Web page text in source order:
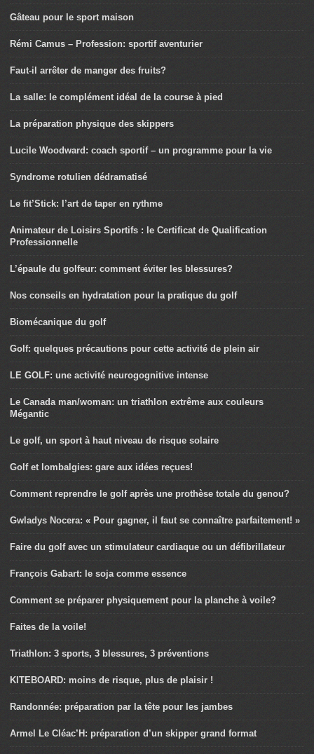
Gâteau pour le sport maison
Rémi Camus – Profession: sportif aventurier
Faut-il arrêter de manger des fruits?
La salle: le complément idéal de la course à pied
La préparation physique des skippers
Lucile Woodward: coach sportif – un programme pour la vie
Syndrome rotulien dédramatisé
Le fit’Stick: l’art de taper en rythme
Animateur de Loisirs Sportifs : le Certificat de Qualification
Professionnelle
L’épaule du golfeur: comment éviter les blessures?
Nos conseils en hydratation pour la pratique du golf
Biomécanique du golf
Golf: quelques précautions pour cette activité de plein air
LE GOLF: une activité neurogognitive intense
Le Canada man/woman: un triathlon extrême aux couleurs
Mégantic
Le golf, un sport à haut niveau de risque solaire
Golf et lombalgies: gare aux idées reçues!
Comment reprendre le golf après une prothèse totale du genou?
Gwladys Nocera: « Pour gagner, il faut se connaître parfaitement! »
Faire du golf avec un stimulateur cardiaque ou un défibrillateur
François Gabart: le soja comme essence
Comment se préparer physiquement pour la planche à voile?
Faites de la voile!
Triathlon: 3 sports, 3 blessures, 3 préventions
KITEBOARD: moins de risque, plus de plaisir !
Randonnée: préparation par la tête pour les jambes
Armel Le Cléac’H: préparation d’un skipper grand format